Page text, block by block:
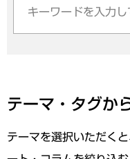
テーマ・タグか
テーマを選択いただく